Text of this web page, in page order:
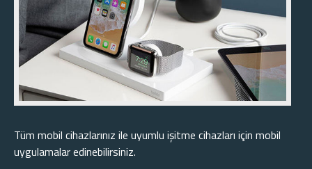
Tüm mobil cihazlarınız ile uyumlu işitme cihazları için mobil
uygulamalar edinebilirsiniz.